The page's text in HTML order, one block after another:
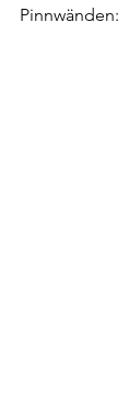
Pinnwänden: